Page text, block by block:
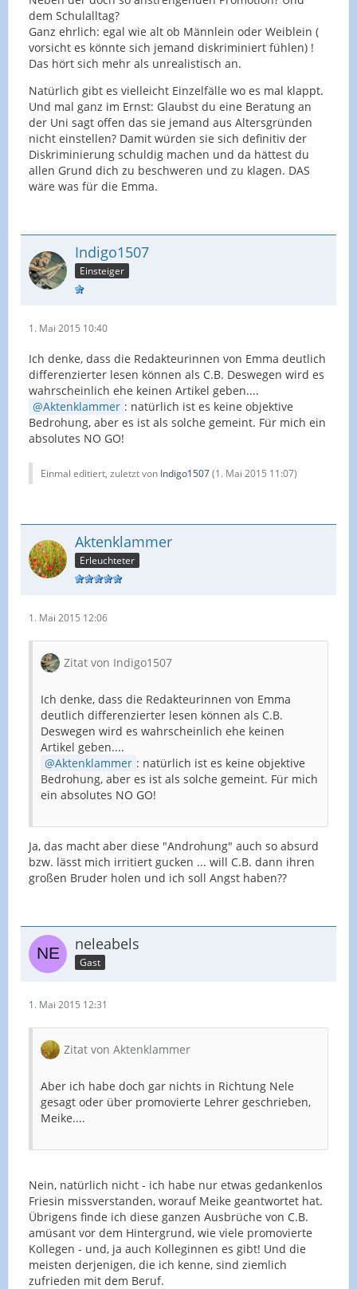
dem Schulalltag?
Ganz ehrlich: egal wie alt ob Männlein oder Weiblein (
vorsicht es könnte sich jemand diskriminiert fühlen) !
Das hört sich mehr als unrealistisch an.
Natürlich gibt es vielleicht Einzelfälle wo es mal klappt.
Und mal ganz im Ernst: Glaubst du eine Beratung an
der Uni sagt offen das sie jemand aus Altersgründen
nicht einstellen? Damit würden sie sich definitiv der
Diskriminierung schuldig machen und da hättest du
allen Grund dich zu beschweren und zu klagen. DAS
wäre was für die Emma.
Indigo1507
Einsteiger
1. Mai 2015 10:40
Ich denke, dass die Redakteurinnen von Emma deutlich
differenzierter lesen können als C.B. Deswegen wird es
wahrscheinlich ehe keinen Artikel geben....
Aktenklammer : natürlich ist es keine objektive
Bedrohung, aber es ist als solche gemeint. Für mich ein
absolutes NO GO!
Einmal editiert, zuletzt von Indigo1507(1. Mai 2015 11:07)
Aktenklammer
Erleuchteter
1. Mai 2015 12:06
Zitat von Indigo1507
Ich denke, dass die Redakteurinnen von Emma
deutlich differenzierter lesen können als C.B.
Deswegen wird es wahrscheinlich ehe keinen
Artikel geben....
Aktenklammer : natürlich ist es keine objektive
Bedrohung, aber es ist als solche gemeint. Für mich
ein absolutes NO GO!
Ja, das macht aber diese "Androhung" auch so absurd
bzw. lässt mich irritiert gucken ... will C.B. dann ihren
großen Bruder holen und ich soll Angst haben??
neleabels
Gast
1. Mai 2015 12:31
Zitat von Aktenklammer
Aber ich habe doch gar nichts in Richtung Nele
gesagt oder über promovierte Lehrer geschrieben,
Meike....
Nein, natürlich nicht - ich habe nur etwas gedankenlos
Friesin missverstanden, worauf Meike geantwortet hat.
Übrigens finde ich diese ganzen Ausbrüche von C.B.
amüsant vor dem Hintergrund, wie viele promovierte
Kollegen - und, ja auch Kolleginnen es gibt! Und die
meisten derjenigen, die ich kenne, sind ziemlich
zufrieden mit dem Beruf.